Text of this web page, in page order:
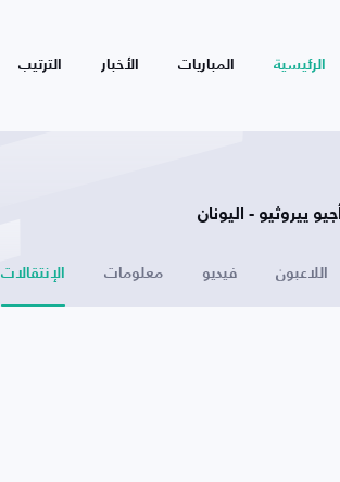
الرئيسية المباريات الأخبار الترتيب
أجيو ييروثيو - اليونان
اللاعبون فيديو معلومات الإنتقالات